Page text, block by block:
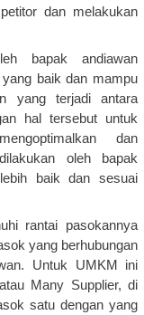
dan melakukan
bapak andiawan
baik dan mampu
yang terjadi antara
hal tersebut untuk
dan
oleh bapak
baik dan sesuai
rantai pasokannya
yang berhubungan
Untuk UMKM ini
Many Supplier, di
satu dengan yang